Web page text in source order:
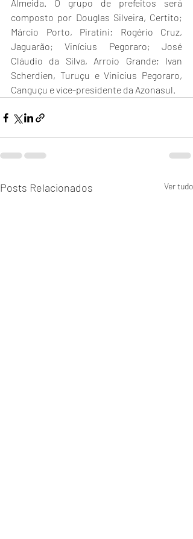
Almeida. O grupo de prefeitos será
composto por Douglas Silveira, Certito;
Márcio Porto, Piratini; Rogério Cruz,
Jaguarão; Vinícius Pegoraro; José
Cláudio da Silva, Arroio Grande; Ivan
Scherdien, Turuçu e Vinicius Pegoraro,
Canguçu e vice-presidente da Azonasul.
Posts Relacionados Ver tudo